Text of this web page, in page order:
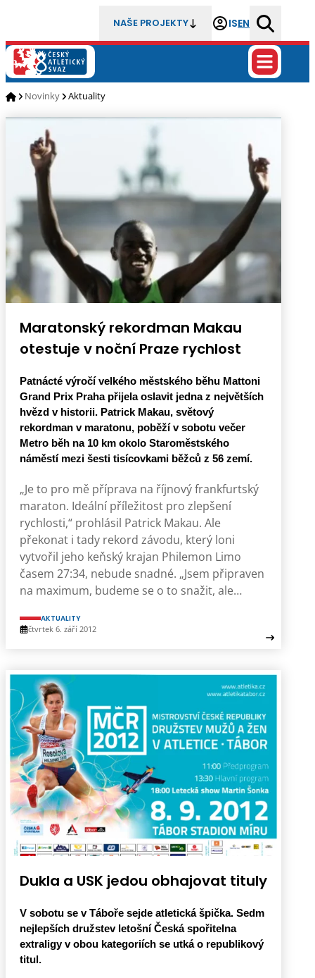
NAŠE PROJEKTY ISEN
Novinky Aktuality
Maratonský rekordman Makau
otestuje v noční Praze rychlost
Patnácté výročí velkého městského běhu Mattoni
Grand Prix Praha přijela oslavit jedna z největších
hvězd v historii. Patrick Makau, světový
rekordman v maratonu, poběží v sobotu večer
Metro běh na 10 km okolo Staroměstského
náměstí mezi šesti tisícovkami běžců z 56 zemí.
„Je to pro mě příprava na říjnový frankfurtský
maraton. Ideální příležitost pro zlepšení
rychlosti,“ prohlásil Patrick Makau. Ale
překonat i tady rekord závodu, který loni
vytvořil jeho keňský krajan Philemon Limo
časem 27:34, nebude snadné. „Jsem připraven
na maximum, budeme se o to snažit, ale…
AKTUALITY
čtvrtek 6. září 2012
Dukla a USK jedou obhajovat tituly
V sobotu se v Táboře sejde atletická špička. Sedm
nejlepších družstev letošní Česká spořitelna
extraligy v obou kategoriích se utká o republikový
titul.